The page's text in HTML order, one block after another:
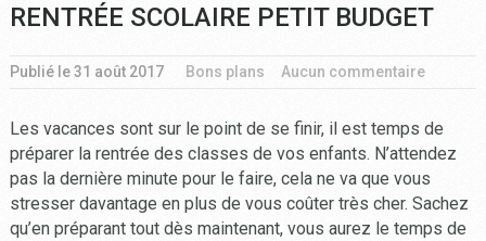
RENTRÉE SCOLAIRE PETIT BUDGET
Publié le31 août 2017 Bons plans Aucun commentaire
Les vacances sont sur le point de se finir, il est temps de
préparer la rentrée des classes de vos enfants. N’attendez
pas la dernière minute pour le faire, cela ne va que vous
stresser davantage en plus de vous coûter très cher. Sachez
qu’en préparant tout dès maintenant, vous aurez le temps de